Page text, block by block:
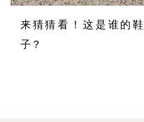
来猜猜看！这是谁的鞋
子？